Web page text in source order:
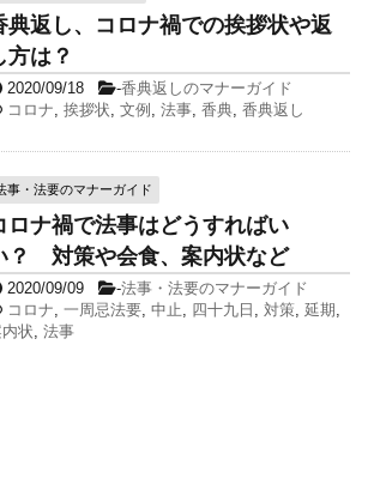
典返し、コロナ禍での挨拶状や返
方は？
2020/09/18 -香典返しのマナーガイド
コロナ 挨拶状 文例 法事 香典 香典返し
事・法要のマナーガイド
ロナ禍で法事はどうすればい
？ 対策や会食、案内状など
2020/09/09 -法事・法要のマナーガイド
コロナ 一周忌法要 中止 四十九日 対策 延期
状 法事